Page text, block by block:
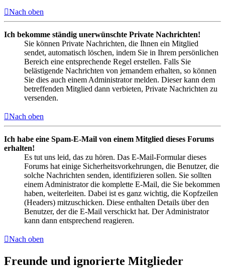
Nach oben
Ich bekomme ständig unerwünschte Private Nachrichten!
Sie können Private Nachrichten, die Ihnen ein Mitglied
sendet, automatisch löschen, indem Sie in Ihrem persönlichen
Bereich eine entsprechende Regel erstellen. Falls Sie
belästigende Nachrichten von jemandem erhalten, so können
Sie dies auch einem Administrator melden. Dieser kann dem
betreffenden Mitglied dann verbieten, Private Nachrichten zu
versenden.
Nach oben
Ich habe eine Spam-E-Mail von einem Mitglied dieses Forums
erhalten!
Es tut uns leid, das zu hören. Das E-Mail-Formular dieses
Forums hat einige Sicherheitsvorkehrungen, die Benutzer, die
solche Nachrichten senden, identifizieren sollen. Sie sollten
einem Administrator die komplette E-Mail, die Sie bekommen
haben, weiterleiten. Dabei ist es ganz wichtig, die Kopfzeilen
(Headers) mitzuschicken. Diese enthalten Details über den
Benutzer, der die E-Mail verschickt hat. Der Administrator
kann dann entsprechend reagieren.
Nach oben
Freunde und ignorierte Mitglieder